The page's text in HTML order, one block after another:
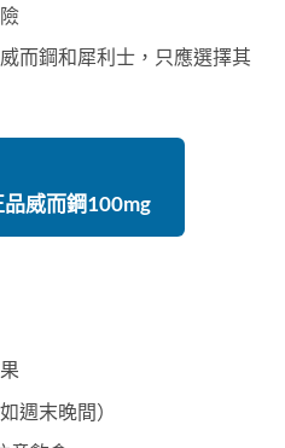
而鋼和犀利士，只應選擇其
品威而鋼100mg
週末晚間）